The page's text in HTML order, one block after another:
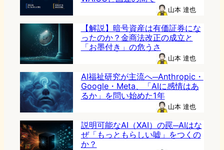
山本 達也
【解説】暗号資産は有価証券にな
ったのか？金商法改正の成立と
「お墨付き」の危うさ
山本 達也
AI福祉研究が主流へ─Anthropic・
Google・Meta、「AIに感情はあ
るか」を問い始めた1年
山本 達也
説明可能なAI（XAI）の罠─AIはな
ぜ「もっともらしい嘘」をつくの
か？